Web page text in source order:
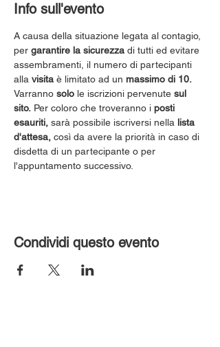
Info sull'evento
A causa della situazione legata al contagio,
per garantire la sicurezza di tutti ed evitare
assembramenti, il numero di partecipanti
alla visita è limitato ad un massimo di 10.
Varranno solo le iscrizioni pervenute sul
sito. Per coloro che troveranno i posti
esauriti, sarà possibile iscriversi nella lista
d'attesa, così da avere la priorità in caso di
disdetta di un partecipante o per
l'appuntamento successivo.
Condividi questo evento